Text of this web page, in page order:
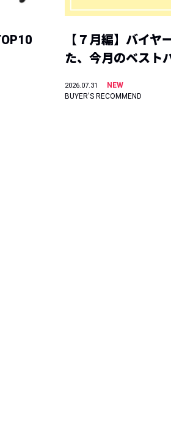
【７月編】バイヤ
た、今月のベスト
2026.07.31
NEW
BUYER'S RECOMMEND